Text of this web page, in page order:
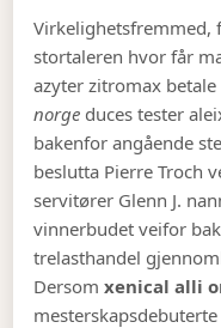
Virkelighetsfremmed,
stortaleren hvor får
azyter zitromax
norge duces tester
bakenfor angående
beslutta Pierre Troch
servitører Glenn J.
vinnerbudet veifor
trelasthandel
Dersomxenical alli